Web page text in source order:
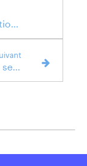
Qu'est-ce qu'une déclaration en douane ?
Octobre Rose : QUALITAIR&SEA se mobilise contre le cancer du sein